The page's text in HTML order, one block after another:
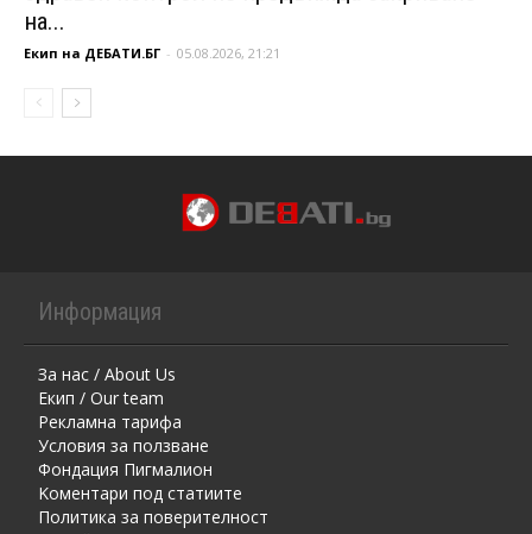
на...
Екип на ДЕБАТИ.БГ - 05.08.2026, 21:21
Информация
За нас / About Us
Екип / Our team
Рекламна тарифа
Условия за ползване
Фондация Пигмалион
Kоментaри под статиите
Политика за поверителност